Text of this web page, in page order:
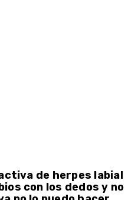
de herpes labial
con los dedos y no